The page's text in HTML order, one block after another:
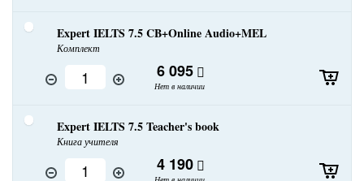
Expert IELTS 7.5 CB+Online Audio+MEL
Комплект
6 095
Нет в наличии
Expert IELTS 7.5 Teacher's book
Книга учителя
4 190